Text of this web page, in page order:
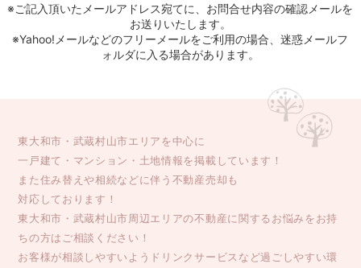
※ご記入頂いたメールアドレス宛てに、お問合せ内容の確認メールを
お送りいたします。
※Yahoo!メールなどのフリーメールをご利用の場合、迷惑メールフ
ォルダに入る場合があります。
東大和市・武蔵村山市エリアを中心に
一戸建て・マンション・土地情報を掲載しています！
また住み替えや相続などに伴う不動産売却も
対応しております！
東大和市・武蔵村山市周辺エリアの不動産に関するお悩みをお持
ちの方はご相談ください！
お客様が相談しやすいようドリンクサービスなど過ごしやすい環